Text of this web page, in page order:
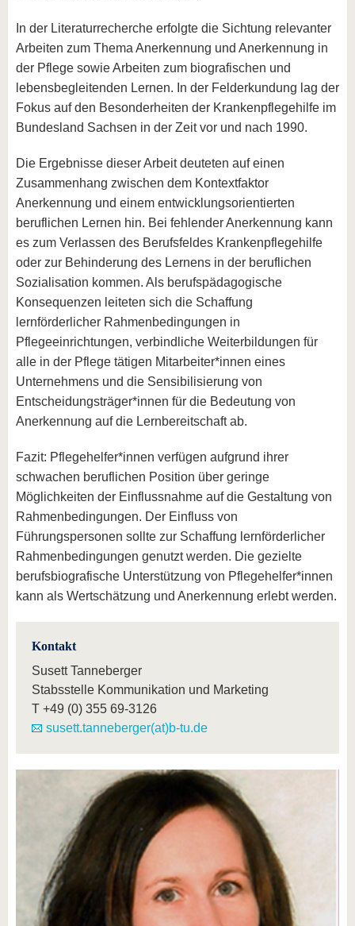
In der Literaturrecherche erfolgte die Sichtung relevanter
Arbeiten zum Thema Anerkennung und Anerkennung in
der Pflege sowie Arbeiten zum biografischen und
lebensbegleitenden Lernen. In der Felderkundung lag der
Fokus auf den Besonderheiten der Krankenpflegehilfe im
Bundesland Sachsen in der Zeit vor und nach 1990.
Die Ergebnisse dieser Arbeit deuteten auf einen
Zusammenhang zwischen dem Kontextfaktor
Anerkennung und einem entwicklungsorientierten
beruflichen Lernen hin. Bei fehlender Anerkennung kann
es zum Verlassen des Berufsfeldes Krankenpflegehilfe
oder zur Behinderung des Lernens in der beruflichen
Sozialisation kommen. Als berufspädagogische
Konsequenzen leiteten sich die Schaffung
lernförderlicher Rahmenbedingungen in
Pflegeeinrichtungen, verbindliche Weiterbildungen für
alle in der Pflege tätigen Mitarbeiter*innen eines
Unternehmens und die Sensibilisierung von
Entscheidungsträger*innen für die Bedeutung von
Anerkennung auf die Lernbereitschaft ab.
Fazit: Pflegehelfer*innen verfügen aufgrund ihrer
schwachen beruflichen Position über geringe
Möglichkeiten der Einflussnahme auf die Gestaltung von
Rahmenbedingungen. Der Einfluss von
Führungspersonen sollte zur Schaffung lernförderlicher
Rahmenbedingungen genutzt werden. Die gezielte
berufsbiografische Unterstützung von Pflegehelfer*innen
kann als Wertschätzung und Anerkennung erlebt werden.
Kontakt
Susett Tanneberger
Stabsstelle Kommunikation und Marketing
T +49 (0) 355 69-3126
susett.tanneberger(at)b-tu.de